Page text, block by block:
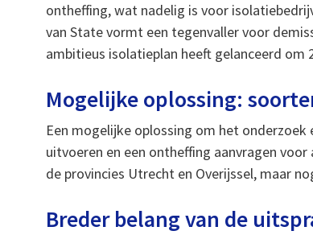
ontheffing, wat nadelig is voor
van State vormt een tegenvaller voor
ambitieus isolatieplan heeft gelanceerd om
Mogelijke oplossing:
Een mogelijke oplossing om het
uitvoeren en een ontheffing aanvragen
de provincies Utrecht en Overijssel, maar
Breder belang van de